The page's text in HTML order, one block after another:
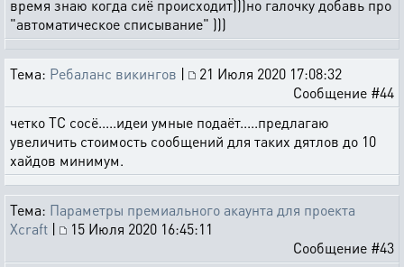
время знаю когда сиё происходит)))но галочку добавь про
"автоматическое списывание" )))
Тема: Ребаланс викингов |
21 Июля 2020 17:08:32
Сообщение #44
четко ТС сосё.....идеи умные подаёт.....предлагаю
увеличить стоимость сообщений для таких дятлов до 10
хайдов минимум.
Тема: Параметры премиального акаунта для проекта
Xcraft |
15 Июля 2020 16:45:11
Сообщение #43